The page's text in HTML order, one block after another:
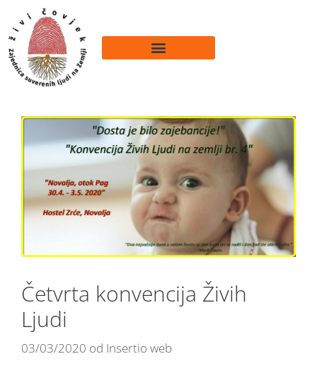
Četvrta konvencija Živih
Ljudi
03/03/2020 od Insertio web